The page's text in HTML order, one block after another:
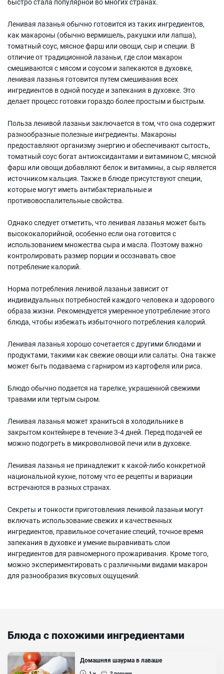
Ленивая лазанья обычно готовится из таких ингредиентов,
как макароны (обычно вермишель, ракушки или лапша),
томатный соус, мясное фарш или овощи, сыр и специи. В
отличие от традиционной лазаньи, где слои макарон
смешиваются с мясом и соусом и запекаются в духовке,
ленивая лазанья готовится путем смешивания всех
ингредиентов в одной посуде и запекания в духовке. Это
делает процесс готовки гораздо более простым и быстрым.
Польза ленивой лазаньи заключается в том, что она содержит
разнообразные полезные ингредиенты. Макароны
предоставляют организму энергию и обеспечивают сытость,
томатный соус богат антиоксидантами и витамином C, мясной
фарш или овощи добавляют белок и витамины, а сыр является
источником кальция. Также в блюде присутствуют специи,
которые могут иметь антибактериальные и
противовоспалительные свойства.
Однако следует отметить, что ленивая лазанья может быть
высококалорийной, особенно если она готовится с
использованием множества сыра и масла. Поэтому важно
контролировать размер порции и осознавать свое
потребление калорий.
Норма потребления ленивой лазаньи зависит от
индивидуальных потребностей каждого человека и здорового
образа жизни. Рекомендуется умеренное употребление этого
блюда, чтобы избежать избыточного потребления калорий.
Ленивая лазанья хорошо сочетается с другими блюдами и
продуктами, такими как свежие овощи или салаты. Она также
может быть подаваема с гарниром из картофеля или риса.
Блюдо обычно подается на тарелке, украшенной свежими
травами или тертым сыром.
Ленивая лазанья может храниться в холодильнике в
закрытом контейнере в течение 3-4 дней. Перед подачей ее
можно подогреть в микроволновой печи или в духовке.
Ленивая лазанья не принадлежит к какой-либо конкретной
национальной кухне, потому что ее рецепты и вариации
встречаются в разных странах.
Секреты и тонкости приготовления ленивой лазаньи могут
включать использование свежих и качественных
ингредиентов, правильное сочетание специй, точное время
запекания в духовке и умение выравнивать слои
ингредиентов для равномерного прожаривания. Кроме того,
можно экспериментировать с различными видами макарон
для разнообразия вкусовых ощущений.
Блюда с похожими ингредиентами
Домашняя шаурма в лаваше